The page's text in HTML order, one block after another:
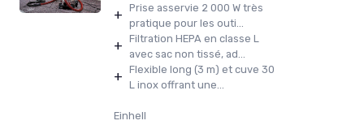
+ Prise asservie 2 000 W très
pratique pour les outi...
+ Filtration HEPA en classe L
avec sac non tissé, ad...
+ Flexible long (3 m) et cuve 30
L inox offrant une...
Einhell